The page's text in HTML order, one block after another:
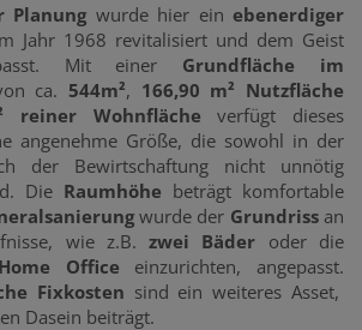
Planung wurde hier ein ebenerdiger
Jahr 1968 revitalisiert und dem Geist
Mit einer Grundfläche im
ca. 544m², 166,90 m² Nutzfläche
reiner Wohnfläche verfügt dieses
angenehme Größe, die sowohl in der
der Bewirtschaftung nicht unnötig
Die Raumhöhe beträgt komfortable
wurde der Grundrissan
wie z.B.zwei Bäder oder die
Home Office einzurichten, angepasst.
Fixkosten sind ein weiteres Asset,
Dasein beiträgt.